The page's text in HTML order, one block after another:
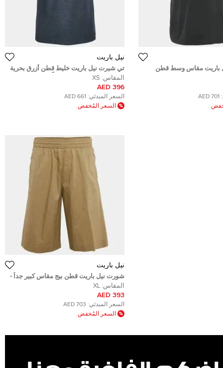
باريت مقاس وسط قطن
محبوك
701 AED
نيل باريت
تي شيرت نيل باريت خليط قطن أزرق بحرية
ياقة دائرية مقاس صغير جداً (إكس سمول)
المقاس: XS
396 AED
السعر المبدئي: 661 AED
السعر المُخفض
نيل باريت
شورت نيل باريت قطن بيج مقاس كبير جداً -
إكسترا لارج
المقاس: XL
393 AED
السعر المبدئي: 703 AED
السعر المُخفض